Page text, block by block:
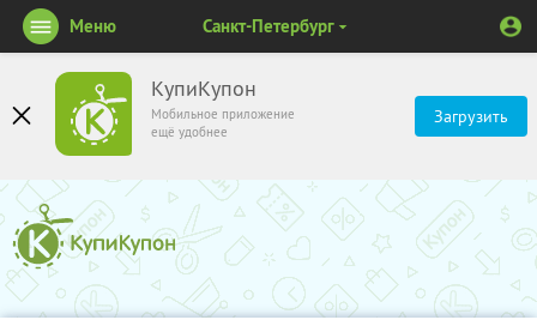
КупиКупон
Мобильное приложение
ещё удобнее
Загрузить
Меню Санкт-Петербург